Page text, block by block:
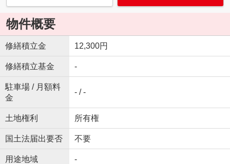
物件概要
修繕積立金 12,300円
修繕積立基金 -
駐車場 / 月額料
金
- / -
土地権利 所有権
国土法届出要否 不要
用途地域 -